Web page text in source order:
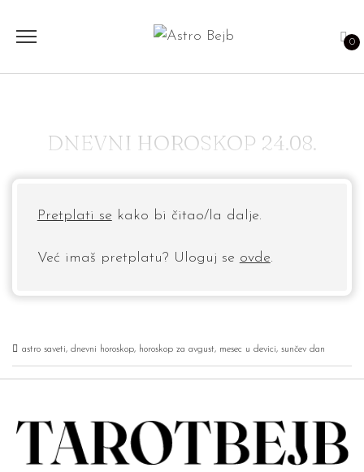
0
DNEVNI HOROSKOP 24.08.
Pretplati se kako bi čitao/la dalje.
Već imaš pretplatu? Uloguj se ovde.
astro saveti, dnevni horoskop, horoskop za avgust, mesec u devici, sunčev dan